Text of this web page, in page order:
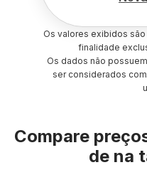
Os valores exibidos
finalidade
Os dados não
ser considerados
Compare
de na